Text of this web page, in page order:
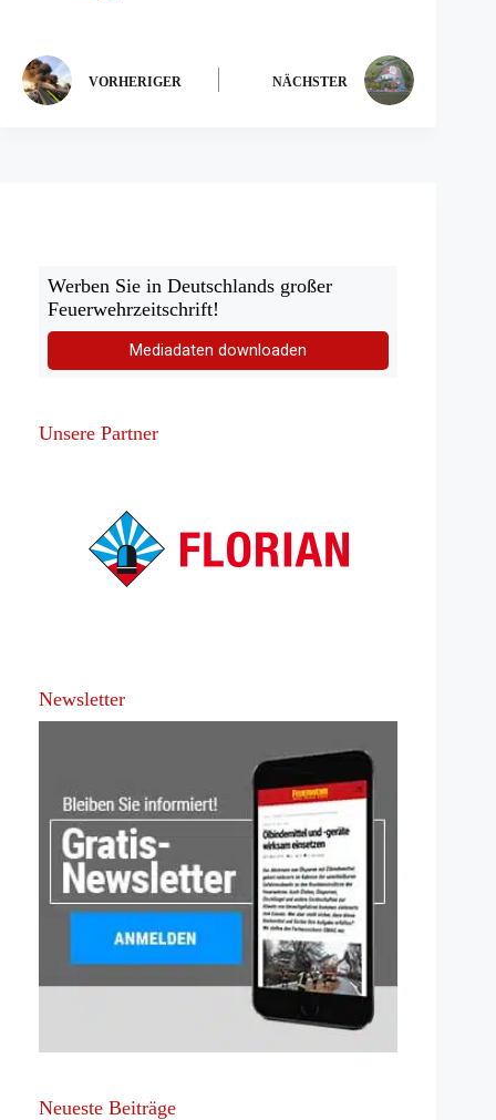
Tab)
VORHERIGER NÄCHSTER
Werben Sie in Deutschlands großer
Feuerwehrzeitschrift!
Mediadaten downloaden
Unsere Partner
Newsletter
Neueste Beiträge